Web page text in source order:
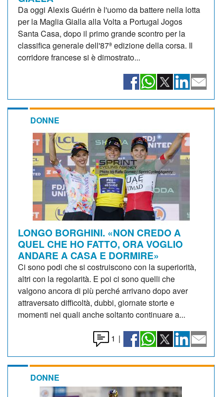
Da oggi Alexis Guérin è l'uomo da battere nella lotta
per la Maglia Gialla alla Volta a Portugal Jogos
Santa Casa, dopo il primo grande scontro per la
classifica generale dell'87ª edizione della corsa. Il
corridore francese si è dimostrato...
DONNE
LONGO BORGHINI. «NON CREDO A
QUEL CHE HO FATTO, ORA VOGLIO
ANDARE A CASA E DORMIRE»
Ci sono podi che si costruiscono con la superiorità,
altri con la regolarità. E poi ci sono quelli che
valgono ancora di più perché arrivano dopo aver
attraversato difficoltà, dubbi, giornate storte e
momenti nei quali anche soltanto continuare a...
1 |
DONNE